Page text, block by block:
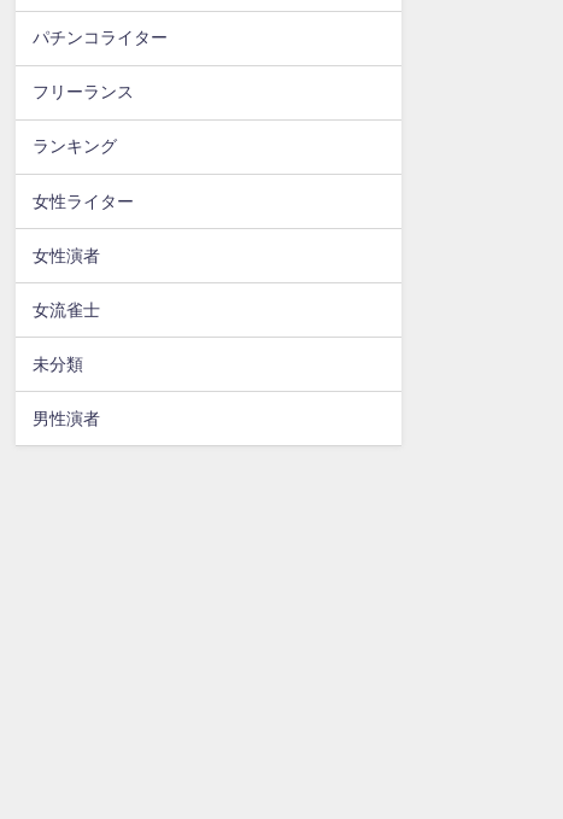
パチンコライター
フリーランス
ランキング
女性ライター
女性演者
女流雀士
未分類
男性演者